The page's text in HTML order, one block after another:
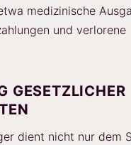
medizinische
und verlorene
GESETZLICHER
dient nicht nur dem